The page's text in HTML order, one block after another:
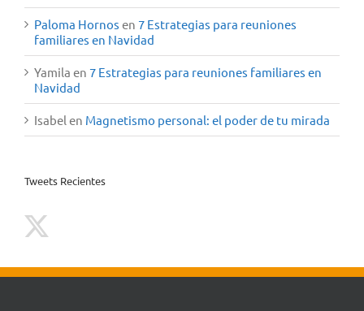
Paloma Hornos en 7 Estrategias para reuniones
familiares en Navidad
Yamila en 7 Estrategias para reuniones familiares en
Navidad
Isabel en Magnetismo personal: el poder de tu mirada
Tweets Recientes